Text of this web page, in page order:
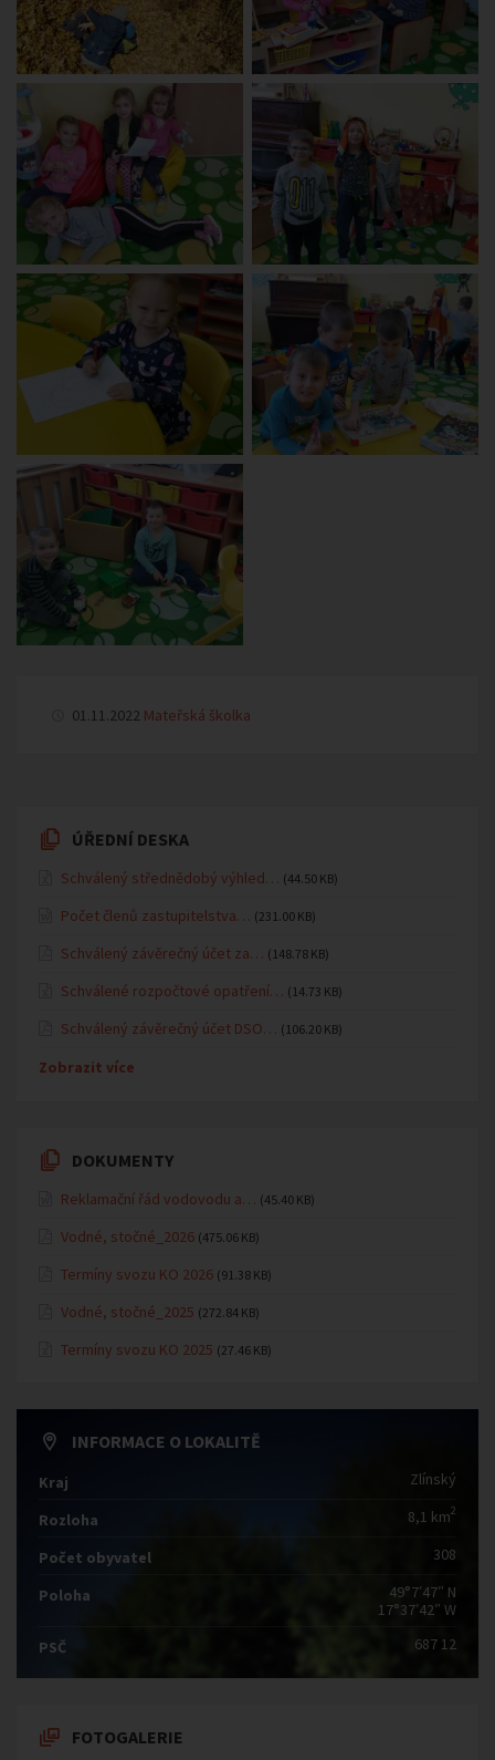
01.11.2022 Mateřská školka
ÚŘEDNÍ DESKA
Schválený střednědobý výhled… (44.50 KB)
Počet členů zastupitelstva… (231.00 KB)
Schválený závěrečný účet za… (148.78 KB)
Schválené rozpočtové opatření… (14.73 KB)
Schválený závěrečný účet DSO… (106.20 KB)
Zobrazit více
DOKUMENTY
Reklamační řád vodovodu a… (45.40 KB)
Vodné, stočné_2026 (475.06 KB)
Termíny svozu KO 2026 (91.38 KB)
Vodné, stočné_2025 (272.84 KB)
Termíny svozu KO 2025 (27.46 KB)
INFORMACE O LOKALITĚ
Kraj Zlínský
Rozloha 8,1 km2
Počet obyvatel 308
Poloha
49°7′47″ N
17°37′42″ W
PSČ
687 12
FOTOGALERIE